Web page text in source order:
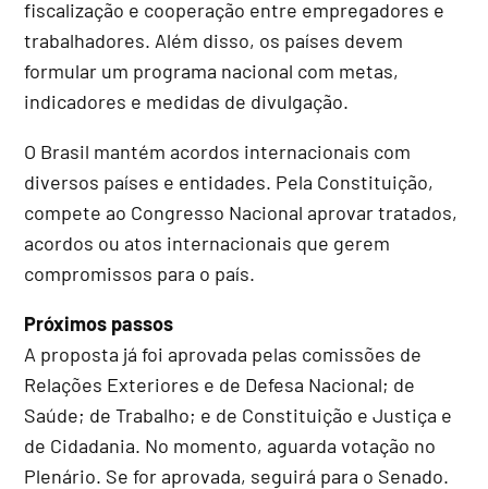
fiscalização e cooperação entre empregadores e
trabalhadores. Além disso, os países devem
formular um programa nacional com metas,
indicadores e medidas de divulgação.
O Brasil mantém acordos internacionais com
diversos países e entidades. Pela Constituição,
compete ao Congresso Nacional aprovar tratados,
acordos ou atos internacionais que gerem
compromissos para o país.
Próximos passos
A proposta já foi aprovada pelas comissões de
Relações Exteriores e de Defesa Nacional; de
Saúde; de Trabalho; e de Constituição e Justiça e
de Cidadania. No momento, aguarda votação no
Plenário. Se for aprovada, seguirá para o Senado.